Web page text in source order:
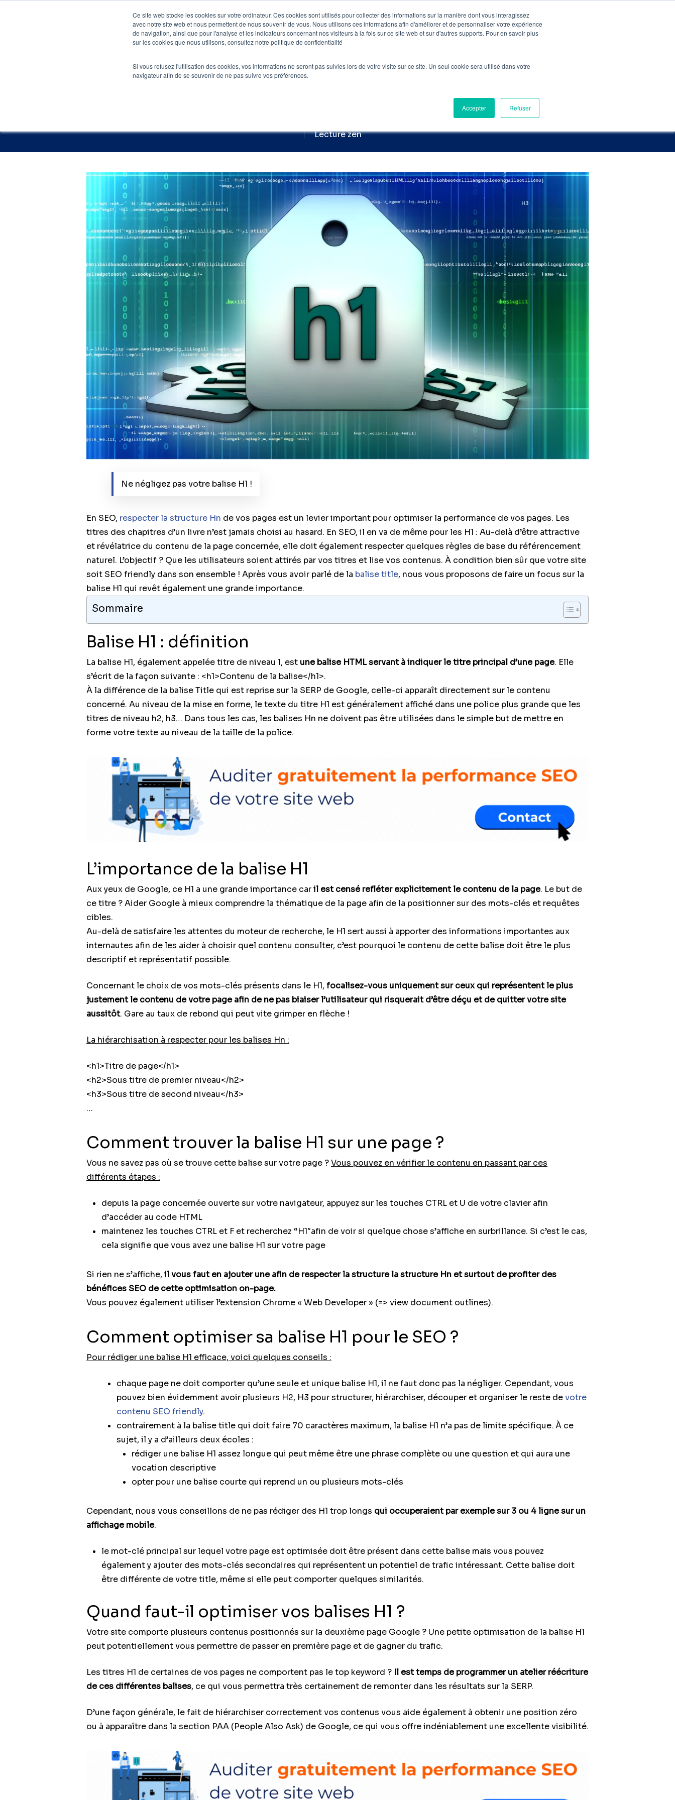
Ce site web stocke les cookies sur votre ordinateur. Ces cookies sont utilisés pour collecter des informations sur la manière dont vous interagissez
avec notre site web et nous permettent de nous souvenir de vous. Nous utilisons ces informations afin d'améliorer et de personnaliser votre expérience
de navigation, ainsi que pour l'analyse et les indicateurs concernant nos visiteurs à la fois sur ce site web et sur d'autres supports. Pour en savoir plus
sur les cookies que nous utilisons, consultez notre politique de confidentialité
Si vous refusez l'utilisation des cookies, vos informations ne seront pas suivies lors de votre visite sur ce site. Un seul cookie sera utilisé dans votre
navigateur afin de se souvenir de ne pas suivre vos préférences.
Accepter Refuser
Agence Nos clients Nos prestations Blog Pré-Audit Gratuit
- 5 min de lecture
Lecture zen
Ne négligez pas votre balise H1 !
En SEO, respecter la structure Hn de vos pages est un levier important pour optimiser la performance de vos pages. Les
titres des chapitres d’un livre n’est jamais choisi au hasard. En SEO, il en va de même pour les H1 : Au-delà d’être attractive
et révélatrice du contenu de la page concernée, elle doit également respecter quelques règles de base du référencement
naturel. L’objectif ? Que les utilisateurs soient attirés par vos titres et lise vos contenus. À condition bien sûr que votre site
soit SEO friendly dans son ensemble ! Après vous avoir parlé de la balise title, nous vous proposons de faire un focus sur la
balise H1 qui revêt également une grande importance.
Sommaire
Balise H1 : définition
La balise H1, également appelée titre de niveau 1, est une balise HTML servant à indiquer le titre principal d’une page. Elle
s’écrit de la façon suivante : <h1>Contenu de la balise</h1>.
À la différence de la balise Title qui est reprise sur la SERP de Google, celle-ci apparaît directement sur le contenu
concerné. Au niveau de la mise en forme, le texte du titre H1 est généralement affiché dans une police plus grande que les
titres de niveau h2, h3… Dans tous les cas, les balises Hn ne doivent pas être utilisées dans le simple but de mettre en
forme votre texte au niveau de la taille de la police.
L’importance de la balise H1
Aux yeux de Google, ce H1 a une grande importance caril est censé refléter explicitement le contenu de la page. Le but de
ce titre ? Aider Google à mieux comprendre la thématique de la page afin de la positionner sur des mots-clés et requêtes
cibles.
Au-delà de satisfaire les attentes du moteur de recherche, le H1 sert aussi à apporter des informations importantes aux
internautes afin de les aider à choisir quel contenu consulter, c’est pourquoi le contenu de cette balise doit être le plus
descriptif et représentatif possible.
Concernant le choix de vos mots-clés présents dans le H1, focalisez-vous uniquement sur ceux qui représentent le plus
justement le contenu de votre page afin de ne pas biaiser l’utilisateur qui risquerait d’être déçu et de quitter votre site
aussitôt. Gare au taux de rebond qui peut vite grimper en flèche !
La hiérarchisation à respecter pour les balises Hn :
<h1>Titre de page</h1>
<h2>Sous titre de premier niveau</h2>
<h3>Sous titre de second niveau</h3>
…
Comment trouver la balise H1 sur une page ?
Vous ne savez pas où se trouve cette balise sur votre page ?Vous pouvez en vérifier le contenu en passant par ces
différents étapes :
depuis la page concernée ouverte sur votre navigateur, appuyez sur les touches CTRL et U de votre clavier afin
d’accéder au code HTML
maintenez les touches CTRL et F et recherchez “H1″afin de voir si quelque chose s’affiche en surbrillance. Si c’est le cas,
cela signifie que vous avez une balise H1 sur votre page
Si rien ne s’affiche, il vous faut en ajouter une afin de respecter la structure la structure Hn et surtout de profiter des
bénéfices SEO de cette optimisation on-page.
Vous pouvez également utiliser l’extension Chrome « Web Developer » (=> view document outlines).
Comment optimiser sa balise H1 pour le SEO ?
Pour rédiger une balise H1 efficace, voici quelques conseils :
chaque page ne doit comporter qu’une seule et unique balise H1, il ne faut donc pas la négliger. Cependant, vous
pouvez bien évidemment avoir plusieurs H2, H3 pour structurer, hiérarchiser, découper et organiser le reste devotre
contenu SEO friendly.
contrairement à la balise title qui doit faire 70 caractères maximum, la balise H1 n’a pas de limite spécifique. À ce
sujet, il y a d’ailleurs deux écoles :
rédiger une balise H1 assez longue qui peut même être une phrase complète ou une question et qui aura une
vocation descriptive
opter pour une balise courte qui reprend un ou plusieurs mots-clés
Cependant, nous vous conseillons de ne pas rédiger des H1 trop longs qui occuperaient par exemple sur 3 ou 4 ligne sur un
affichage mobile.
le mot-clé principal sur lequel votre page est optimisée doit être présent dans cette balise mais vous pouvez
également y ajouter des mots-clés secondaires qui représentent un potentiel de trafic intéressant. Cette balise doit
être différente de votre title, même si elle peut comporter quelques similarités.
Quand faut-il optimiser vos balises H1 ?
Votre site comporte plusieurs contenus positionnés sur la deuxième page Google ? Une petite optimisation de la balise H1
peut potentiellement vous permettre de passer en première page et de gagner du trafic.
Les titres H1 de certaines de vos pages ne comportent pas le top keyword ? Il est temps de programmer un atelier réécriture
de ces différentes balises, ce qui vous permettra très certainement de remonter dans les résultats sur la SERP.
D’une façon générale, le fait de hiérarchiser correctement vos contenus vous aide également à obtenir une position zéro
ou à apparaître dans la section PAA (People Also Ask) de Google, ce qui vous offre indéniablement une excellente visibilité.